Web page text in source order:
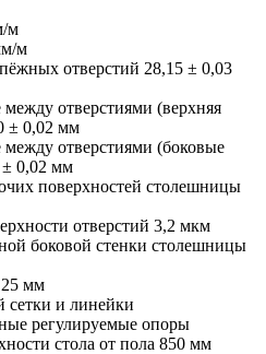
м
м
отверстий 28,15 ± 0,03
отверстиями (верхняя
± 0,02 мм
отверстиями (боковые
± 0,02 мм
поверхностей столешницы
отверстий 3,2 мкм
боковой стенки столешницы
мм
сетки и линейки
регулируемые опоры
стола от пола 850 мм